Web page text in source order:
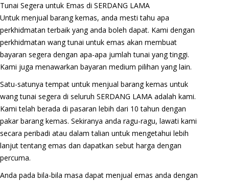
Tunai Segera untuk Emas di SERDANG LAMA
Untuk menjual barang kemas, anda mesti tahu apa
perkhidmatan terbaik yang anda boleh dapat. Kami dengan
perkhidmatan wang tunai untuk emas akan membuat
bayaran segera dengan apa-apa jumlah tunai yang tinggi.
Kami juga menawarkan bayaran medium pilihan yang lain.
Satu-satunya tempat untuk menjual barang kemas untuk
wang tunai segera di seluruh SERDANG LAMA adalah kami.
Kami telah berada di pasaran lebih dari 10 tahun dengan
pakar barang kemas. Sekiranya anda ragu-ragu, lawati kami
secara peribadi atau dalam talian untuk mengetahui lebih
lanjut tentang emas dan dapatkan sebut harga dengan
percuma.
Anda pada bila-bila masa dapat menjual emas anda dengan